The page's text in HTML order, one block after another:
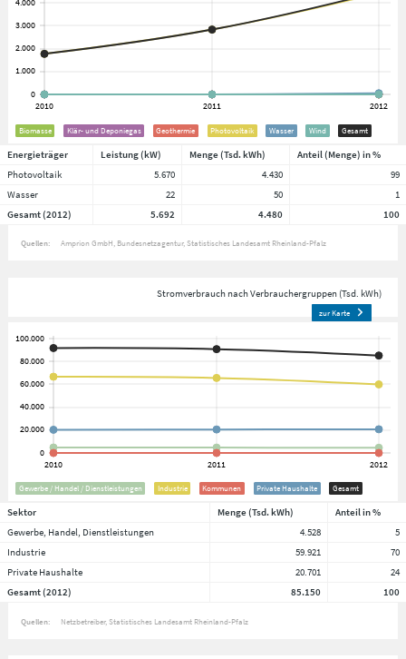
Biomasse Klär- und Deponiegas Geothermie Photovoltaik Wasser Wind Gesamt
Energieträger Leistung (kW) Menge (Tsd. kWh)
Anteil (Menge) in %
Photovoltaik
5.670 4.430
99
Wasser
22 50
1
Gesamt (2012)
5.692 4.480 100
Quellen: Amprion GmbH Bundesnetzagentur Statistisches Landesamt Rheinland-Pfalz
Stromverbrauch nach Verbrauchergruppen (Tsd. kWh)
zur Karte
Gewerbe / Handel / Dienstleistungen Industrie Kommunen Private Haushalte Gesamt
Sektor Menge (Tsd. kWh)
Anteil in %
Gewerbe, Handel, Dienstleistungen
4.528
5
Industrie
59.921
70
Private Haushalte
20.701
24
Gesamt (2012)
85.150 100
Quellen: Netzbetreiber Statistisches Landesamt Rheinland-Pfalz